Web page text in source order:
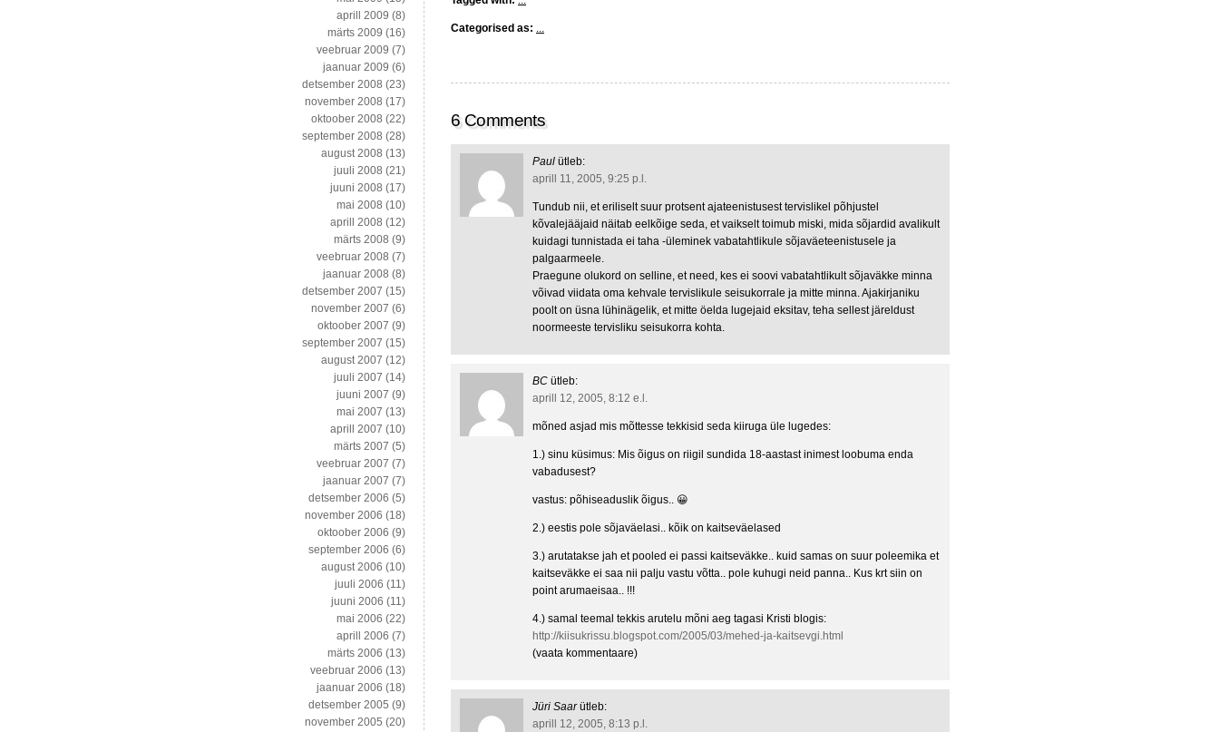
Categorised as: ...
6 Comments
Paul ütleb:
aprill 11, 2005, 9:25 p.l.
Tundub nii, et eriliselt suur protsent ajateenistusest tervislikel põhjustel
kõvalejääjaid näitab eelkõige seda, et vaikselt toimub miski, mida sõjardid avalikult
kuidagi tunnistada ei taha -üleminek vabatahtlikule sõjaväeteenistusele ja
palgaarmeele.
Praegune olukord on selline, et need, kes ei soovi vabatahtlikult sõjaväkke minna
võivad viidata oma kehvale tervislikule seisukorrale ja mitte minna. Ajakirjaniku
poolt on üsna lühinägelik, et mitte öelda lugejaid eksitav, teha sellest järeldust
noormeeste tervisliku seisukorra kohta.
BC ütleb:
aprill 12, 2005, 8:12 e.l.
mõned asjad mis mõttesse tekkisid seda kiiruga üle lugedes:
1.) sinu küsimus: Mis õigus on riigil sundida 18-aastast inimest loobuma enda
vabadusest?
vastus: põhiseaduslik õigus.. 😀
2.) eestis pole sõjaväelasi.. kõik on kaitseväelased
3.) arutatakse jah et pooled ei passi kaitseväkke.. kuid samas on suur poleemika et
kaitseväkke ei saa nii palju vastu võtta.. pole kuhugi neid panna.. Kus krt siin on
point arumaeisaa.. !!!
4.) samal teemal tekkis arutelu mõni aeg tagasi Kristi blogis:
http://kiisukrissu.blogspot.com/2005/03/mehed-ja-kaitsevgi.html
(vaata kommentaare)
Jüri Saar ütleb:
aprill 12, 2005, 8:13 p.l.
aprill 2009 (8)
märts 2009 (16)
veebruar 2009 (7)
jaanuar 2009 (6)
detsember 2008 (23)
november 2008 (17)
oktoober 2008 (22)
september 2008 (28)
august 2008 (13)
juuli 2008 (21)
juuni 2008 (17)
mai 2008 (10)
aprill 2008 (12)
märts 2008 (9)
veebruar 2008 (7)
jaanuar 2008 (8)
detsember 2007 (15)
november 2007 (6)
oktoober 2007 (9)
september 2007 (15)
august 2007 (12)
juuli 2007 (14)
juuni 2007 (9)
mai 2007 (13)
aprill 2007 (10)
märts 2007 (5)
veebruar 2007 (7)
jaanuar 2007 (7)
detsember 2006 (5)
november 2006 (18)
oktoober 2006 (9)
september 2006 (6)
august 2006 (10)
juuli 2006 (11)
juuni 2006 (11)
mai 2006 (22)
aprill 2006 (7)
märts 2006 (13)
veebruar 2006 (13)
jaanuar 2006 (18)
detsember 2005 (9)
november 2005 (20)